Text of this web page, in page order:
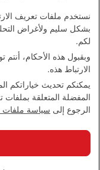
بيان إمكانية
اتصل بنا
سياسة الخصوصية
الشروط والأحكام
سياسة ملفات
بيان الشفافية
نستخدم ملفات تعريف
بشكل سليم ولأغراض
لكم.
وبقبول هذه الأحكام،
الارتباط هذه.
يمكنكم تحديث خياراتكم
المفضلة المتعلقة
الرجوع إلى سياسة ملفات